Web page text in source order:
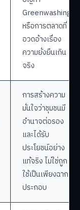
Greenwashing
หรือการตลาดที่
อวดอ้างเรื่อง
ความยั่งยืนเกิน
จริง
การสร้างความ
มั่นใจว่าชุมชนมี
อำนาจต่อรอง
และได้รับ
ประโยชน์อย่าง
แท้จริง ไม่ใช่ถูก
ใช้เป็นเพียงฉาก
ประกอบ